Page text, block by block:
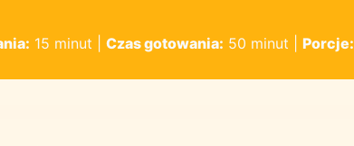
15 minut Czas gotowania: 50 minut Porcje: